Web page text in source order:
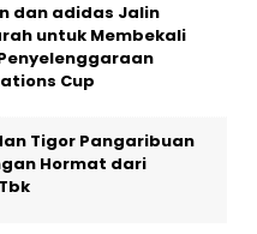
dan adidas Jalin
untuk Membekali
Cup
Tigor Pangaribuan
Hormat dari